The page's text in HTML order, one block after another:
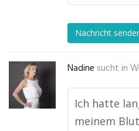
Nachricht
Nadine sucht in
Ich hatte
meinem